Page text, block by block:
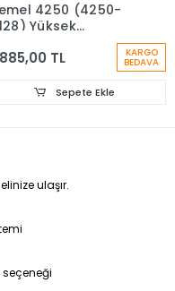
4250 (4250-
Yüksek
Kablolu
Amaçlı El Motoru
TL KARGO
BEDAVA
Sepete Ekle
ulaşır.